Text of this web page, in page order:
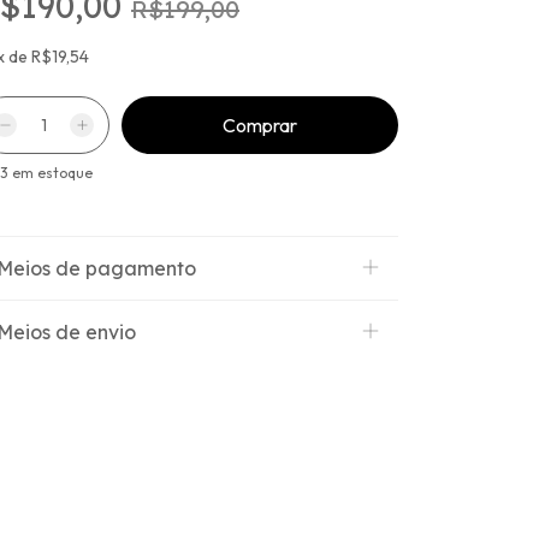
R$199,00
de R$19,54
em estoque
de pagamento
de envio